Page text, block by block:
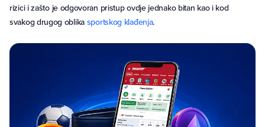
rizici i zašto je odgovoran pristup ovdje jednako bitan kao i kod
svakog drugog oblika sportskog klađenja.